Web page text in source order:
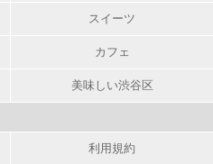
スイーツ
カフェ
美味しい渋谷区
利用規約